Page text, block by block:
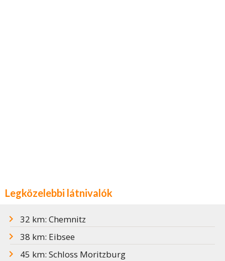
Legközelebbi látnivalók
32 km: Chemnitz
38 km: Eibsee
45 km: Schloss Moritzburg